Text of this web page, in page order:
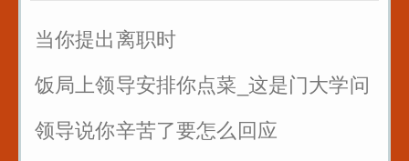
当你提出离职时
饭局上领导安排你点菜_这是门大学问
领导说你辛苦了要怎么回应